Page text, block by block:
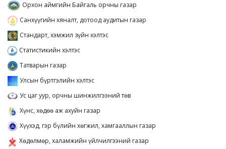
Орхон аймгийн Байгаль орчны газар
Санхүүгийн хяналт, дотоод аудитын газар
Стандарт, хэмжил зүйн хэлтэс
Статистикийн хэлтэс
Татварын газар
Улсын бүртгэлийн хэлтэс
Ус цаг уур, орчны шинжилгээний төв
Хүнс, хөдөө аж ахуйн газар
Хүүхэд, гэр бүлийн хөгжил, хамгааллын газар
Хөдөлмөр, халамжийн үйлчилгээний газар